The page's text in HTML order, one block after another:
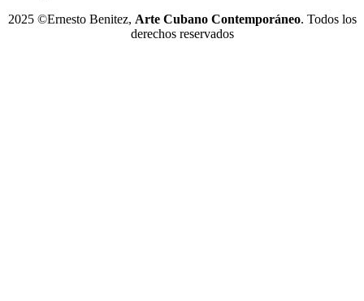
2025 ©Ernesto Benitez, Arte Cubano Contemporáneo. Todos los
derechos reservados